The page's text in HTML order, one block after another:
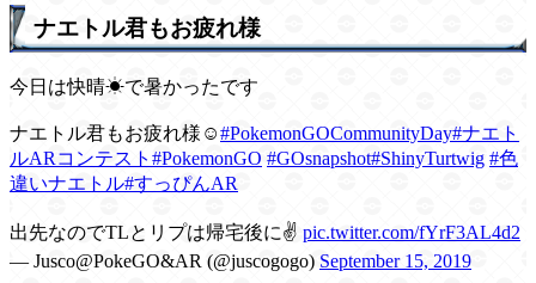
ナエトル君もお疲れ様
今日は快晴☀で暑かったです
ナエトル君もお疲れ様☺️#PokemonGOCommunityDay#ナエト
ルARコンテスト #PokemonGO #GOsnapshot#ShinyTurtwig #色
違いナエトル#すっぴんAR
出先なのでTLとリプは帰宅後に✌️ pic.twitter.com/fYrF3AL4d2
— Jusco@PokeGO&AR (@juscogogo) September 15, 2019